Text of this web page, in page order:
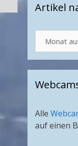
Artikel
nach
Monat
Alle
auf einen